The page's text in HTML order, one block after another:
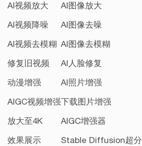
AI视频放大
AI视频降噪
AI视频去模糊
修复旧视频
动漫增强
AIGC视频增强
放大至4K
效果展示
AI图像放大
AI图像去噪
AI图像去模糊
AI人脸修复
AI照片增强
下载图片增强
AIGC增强器
Stable Diffusion超分